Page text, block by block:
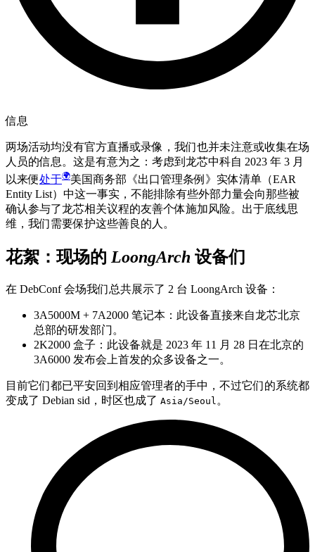
信息
两场活动均没有官方直播或录像，我们也并未注意或收集在场
人员的信息。这是有意为之：考虑到龙芯中科自 2023 年 3 月
以来便处于
美国商务部《出口管理条例》实体清单（EAR
Entity List）中这一事实，不能排除有些外部力量会向那些被
确认参与了龙芯相关议程的友善个体施加风险。出于底线思
维，我们需要保护这些善良的人。
花絮：现场的 LoongArch 设备们
在 DebConf 会场我们总共展示了 2 台 LoongArch 设备：
3A5000M + 7A2000 笔记本：此设备直接来自龙芯北京
总部的研发部门。
2K2000 盒子：此设备就是 2023 年 11 月 28 日在北京的
3A6000 发布会上首发的众多设备之一。
目前它们都已平安回到相应管理者的手中，不过它们的系统都
变成了 Debian sid，时区也成了 Asia/Seoul 。